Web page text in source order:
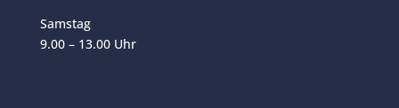
Samstag
9.00 – 13.00 Uhr